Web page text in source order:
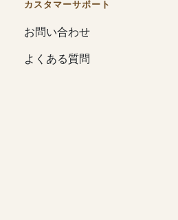
カスタマーサポート
お問い合わせ
よくある質問